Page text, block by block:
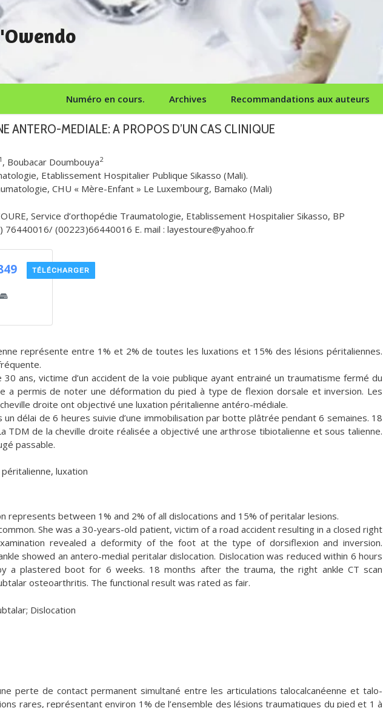
Numéro en cours. Archives Recommandations aux auteurs
ANTERO-MEDIALE: A PROPOS D’UN CAS CLINIQUE
1 , Boubacar Doumbouya2
Etablissement Hospitalier Publique Sikasso (Mali).
CHU « Mère-Enfant » Le Luxembourg, Bamako (Mali)
Service d’orthopédie Traumatologie, Etablissement Hospitalier Sikasso, BP
76440016/ (00223)66440016 E. mail : layestoure@yahoo.fr
TÉLÉCHARGER
représente entre 1% et 2% de toutes les luxations et 15% des lésions péritaliennes.
30 ans, victime d’un accident de la voie publique ayant entrainé un traumatisme fermé du
a permis de noter une déformation du pied à type de flexion dorsale et inversion. Les
droite ont objectivé une luxation péritalienne antéro-médiale.
délai de 6 heures suivie d’une immobilisation par botte plâtrée pendant 6 semaines. 18
TDM de la cheville droite réalisée a objectivé une arthrose tibiotalienne et sous talienne.
passable.
luxation
represents between 1% and 2% of all dislocations and 15% of peritalar lesions.
She was a 30-years-old patient, victim of a road accident resulting in a closed right
revealed a deformity of the foot at the type of dorsiflexion and inversion.
showed an antero-medial peritalar dislocation. Dislocation was reduced within 6 hours
a plastered boot for 6 weeks. 18 months after the trauma, the right ankle CT scan
osteoarthritis. The functional result was rated as fair.
Dislocation
perte de contact permanent simultané entre les articulations talocalcanéenne et talo-
rares, représentant environ 1% de l’ensemble des lésions traumatiques du pied et 1 à